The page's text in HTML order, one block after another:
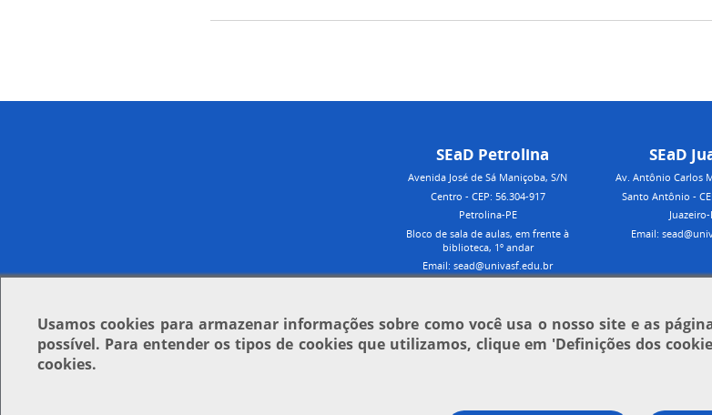
SEaD Petrolina
Avenida José de Sá Maniçoba, S/N
Centro - CEP: 56.304-917
Petrolina-PE
Bloco de sala de aulas, em frente à
biblioteca, 1º andar
Email: sead@univasf.edu.br
SEaD
Av. Antônio Carlos
Santo Antônio -
Email:
Usamoscookies para armazenar informações sobre como você usa o nosso site e as
possível. Para entender os tipos de cookies que utilizamos, clique em 'Definições dos
cookies.